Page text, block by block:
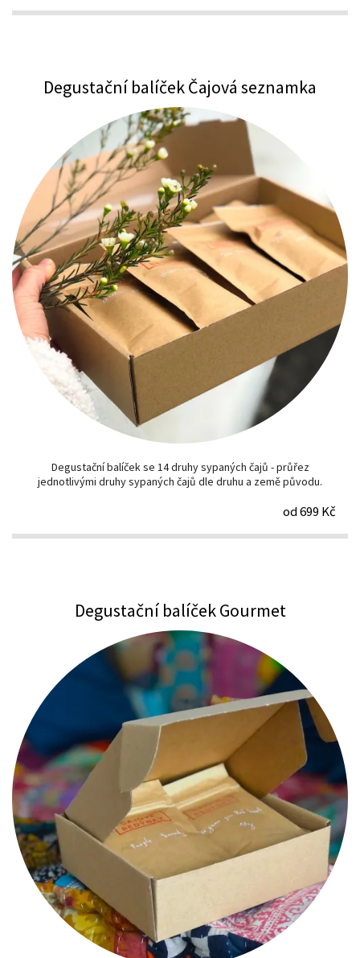
Degustační balíček Čajová seznamka
Degustační balíček se 14 druhy sypaných čajů - průřez
jednotlivými druhy sypaných čajů dle druhu a země původu.
od 699 Kč
Degustační balíček Gourmet